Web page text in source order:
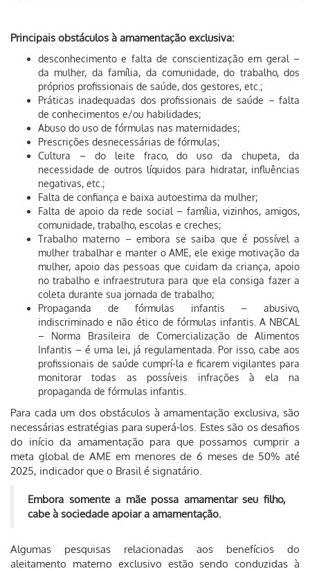
Principais obstáculos à amamentação exclusiva:
desconhecimento e falta de conscientização em geral –
da mulher, da família, da comunidade, do trabalho, dos
próprios profissionais de saúde, dos gestores, etc.;
Práticas inadequadas dos profissionais de saúde – falta
de conhecimentos e/ou habilidades;
Abuso do uso de fórmulas nas maternidades;
Prescrições desnecessárias de fórmulas;
Cultura – do leite fraco, do uso da chupeta, da
necessidade de outros líquidos para hidratar, influências
negativas, etc.;
Falta de confiança e baixa autoestima da mulher;
Falta de apoio da rede social – família, vizinhos, amigos,
comunidade, trabalho, escolas e creches;
Trabalho materno – embora se saiba que é possível a
mulher trabalhar e manter o AME, ele exige motivação da
mulher, apoio das pessoas que cuidam da criança, apoio
no trabalho e infraestrutura para que ela consiga fazer a
coleta durante sua jornada de trabalho;
Propaganda de fórmulas infantis – abusivo,
indiscriminado e não ético de fórmulas infantis. A NBCAL
– Norma Brasileira de Comercialização de Alimentos
Infantis – é uma lei, já regulamentada. Por isso, cabe aos
profissionais de saúde cumprí-la e ficarem vigilantes para
monitorar todas as possíveis infrações à ela na
propaganda de fórmulas infantis.
Para cada um dos obstáculos à amamentação exclusiva, são
necessárias estratégias para superá-los. Estes são os desafios
do início da amamentação para que possamos cumprir a
meta global de AME em menores de 6 meses de 50% até
2025, indicador que o Brasil é signatário.
Embora somente a mãe possa amamentar seu filho,
cabe à sociedade apoiar a amamentação.
Algumas pesquisas relacionadas aos benefícios do
aleitamento materno exclusivo estão sendo conduzidas à